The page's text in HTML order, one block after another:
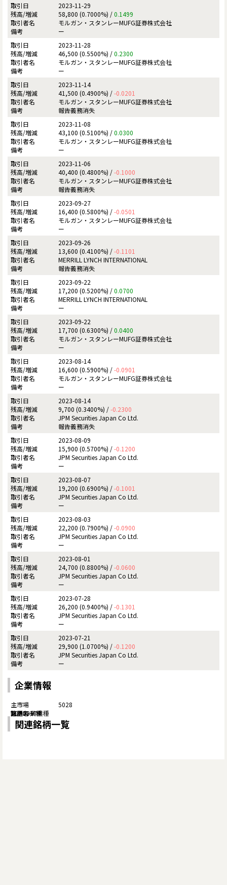
2023-11-29
58,800 (0.7000%) /0.1499
モルガン・スタンレーMUFG証券株式会社
ー
2023-11-28
46,500 (0.5500%) /0.2300
モルガン・スタンレーMUFG証券株式会社
ー
2023-11-14
41,500 (0.4900%) /-0.0201
モルガン・スタンレーMUFG証券株式会社
報告義務消失
2023-11-08
43,100 (0.5100%) /0.0300
モルガン・スタンレーMUFG証券株式会社
ー
2023-11-06
40,400 (0.4800%) /-0.1000
モルガン・スタンレーMUFG証券株式会社
報告義務消失
2023-09-27
16,400 (0.5800%) /-0.0501
モルガン・スタンレーMUFG証券株式会社
ー
2023-09-26
13,600 (0.4100%) /-0.1101
MERRILL LYNCH INTERNATIONAL
報告義務消失
2023-09-22
17,200 (0.5200%) /0.0700
MERRILL LYNCH INTERNATIONAL
ー
2023-09-22
17,700 (0.6300%) /0.0400
モルガン・スタンレーMUFG証券株式会社
ー
2023-08-14
16,600 (0.5900%) /-0.0901
モルガン・スタンレーMUFG証券株式会社
ー
2023-08-14
9,700 (0.3400%) /-0.2300
JPM Securities Japan Co Ltd.
報告義務消失
2023-08-09
15,900 (0.5700%) /-0.1200
JPM Securities Japan Co Ltd.
ー
2023-08-07
19,200 (0.6900%) /-0.1001
JPM Securities Japan Co Ltd.
ー
2023-08-03
22,200 (0.7900%) /-0.0900
JPM Securities Japan Co Ltd.
ー
2023-08-01
24,700 (0.8800%) /-0.0600
JPM Securities Japan Co Ltd.
ー
2023-07-28
26,200 (0.9400%) /-0.1301
JPM Securities Japan Co Ltd.
ー
2023-07-21
29,900 (1.0700%) /-0.1200
JPM Securities Japan Co Ltd.
ー
企業情報
5028
関連銘柄一覧